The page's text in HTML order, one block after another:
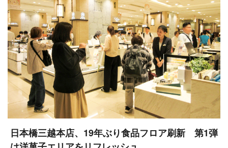
日本橋三越本店、19年ぶり食品フロア刷新 第1弾